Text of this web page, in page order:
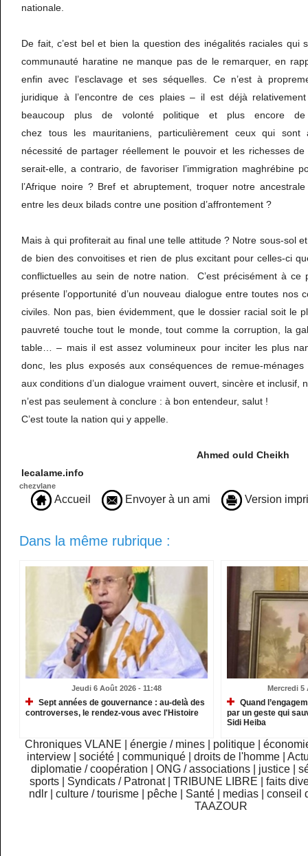
nationale.
De fait, c’est bel et bien la question des inégalités raciales qui
communauté haratine ne manque pas de le remarquer, en
enfin avec l’esclavage et ses séquelles. Ce n’est à
juridique à l’encontre de ces plaies – il est déjà
beaucoup plus de volonté politique et plus encore
chez tous les mauritaniens, particulièrement ceux qui
nécessité de partager réellement le pouvoir et les richesses
serait-elle, a contrario, de favoriser l’immigration maghrébine
l’Afrique noire ? Bref et abruptement, troquer notre
entre les deux bilads contre une position d’affrontement ?
Mais à qui profiterait au final une telle attitude ? Notre sous-sol
de bien des convoitises et rien de plus excitant pour celles-ci
conflictuelles au sein de notre nation. C’est précisément à ce
présente l’opportunité d’un nouveau dialogue entre toutes nos
civiles. Non pas, bien évidemment, que le dossier racial soit le
pauvreté touche tout le monde, tout comme la corruption, la
table… – mais il est assez volumineux pour inciter les plus
donc, les plus exposés aux conséquences de remue-
aux conditions d’un dialogue vraiment ouvert, sincère et inclusif,
n’est pas seulement à conclure : à bon entendeur, salut !
C’est toute la nation qui y appelle.
Ahmed ould Cheikh
lecalame.info
chezvlane
Accueil Envoyer à un ami Version
Dans la même rubrique :
Jeudi 6 Août 2026 - 11:48
Sept années de gouvernance : au-delà des
controverses, le rendez-vous avec l'Histoire
Mercredi 5
Quand
par un geste qui
Sidi Heiba
Chroniques VLANE énergie / mines politique
interview
|société |communiqué |droits de l'homme |
diplomatie / coopération
ONG / associations justice
sports
Syndicats / Patronat TRIBUNE LIBRE
faits
ndlr
|culture / tourisme pêche Santé medias |conseil
TAAZOUR